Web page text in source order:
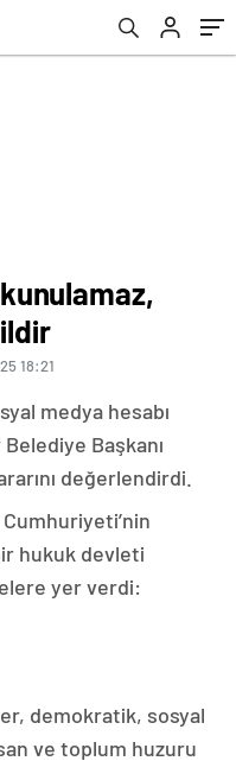
18:21
medya hesabı
Başkanı
değerlendirdi.
hukuk devleti
yer verdi:
demokratik, sosyal
ve toplum huzuru